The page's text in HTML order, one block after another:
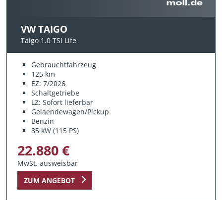
VW TAIGO
Taigo 1.0 TSI Life
Gebrauchtfahrzeug
125 km
EZ: 7/2026
Schaltgetriebe
LZ: Sofort lieferbar
Gelaendewagen/Pickup
Benzin
85 kW (115 PS)
22.880 €
MwSt. ausweisbar
ZUM ANGEBOT